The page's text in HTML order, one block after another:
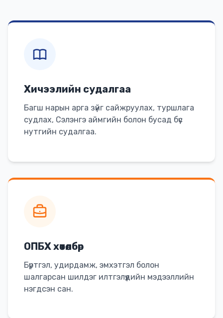
Хичээлийн судалгаа
Багш нарын арга зүйг сайжруулах, туршлага
судлах, Сэлэнгэ аймгийн болон бусад бүс
нутгийн судалгаа.
ОПБХ хөтөлбөр
Бүртгэл, удирдамж, эмхэтгэл болон
шалгарсан шилдэг илтгэлүүдийн мэдээллийн
нэгдсэн сан.